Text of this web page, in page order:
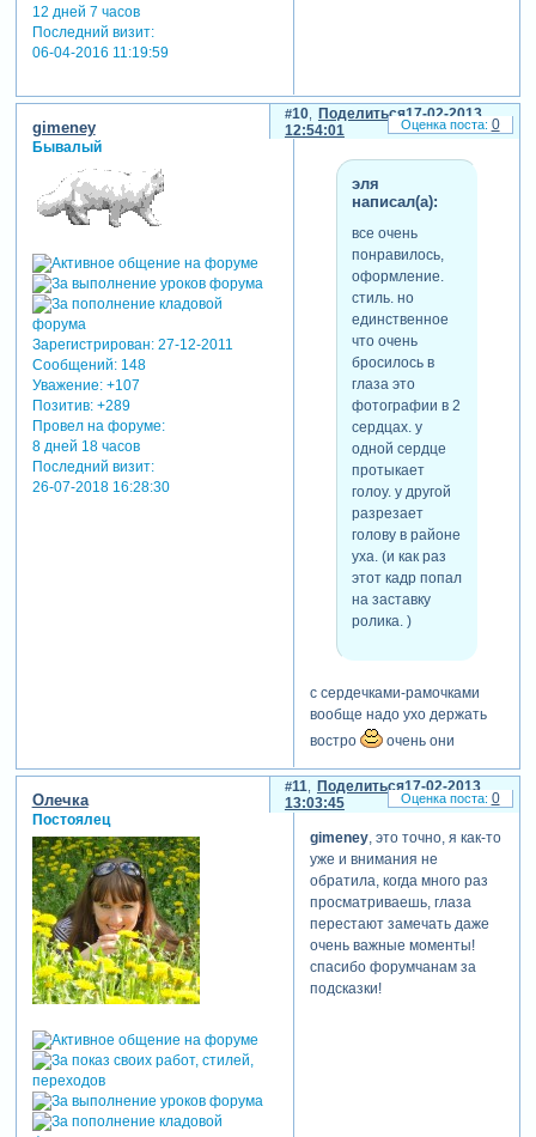
12 дней 7 часов
Последний визит:
06-04-2016 11:19:59
Поделиться
10
17-02-2013
12:54:01
gimeney
Бывалый
Зарегистрирован: 27-12-2011
Сообщений:148
Уважение: +107
Позитив: +289
Провел на форуме:
8 дней 18 часов
Последний визит:
26-07-2018 16:28:30
эля
написал(а):
все очень
понравилось,
оформление.
стиль. но
единственное
что очень
бросилось в
глаза это
фотографии в 2
сердцах. у
одной сердце
протыкает
голоу. у другой
разрезает
голову в районе
уха. (и как раз
этот кадр попал
на заставку
ролика. )
с сердечками-рамочками
вообще надо ухо держать
востро
очень они
и результат совсем разные
получаются.
0
Поделиться
11
17-02-2013
13:03:45
Олечка
Постоялец
gimeney, это точно, я как-то
уже и внимания не
обратила, когда много раз
просматриваешь, глаза
перестают замечать даже
очень важные моменты!
спасибо форумчанам за
подсказки!
0